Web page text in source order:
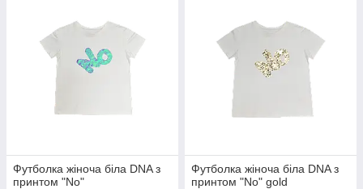
Футболка жіноча біла DNA з
принтом "No"
Футболка жіноча біла DNA з
принтом "No" gold